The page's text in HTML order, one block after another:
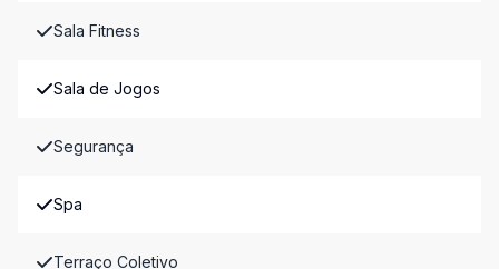
Sala Fitness
Sala de Jogos
Segurança
Spa
Terraço Coletivo